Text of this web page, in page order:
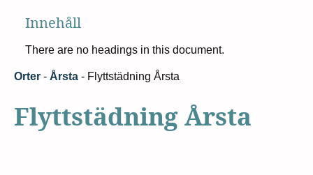
Innehåll
There are no headings in this document.
Orter - Årsta - Flyttstädning Årsta
Flyttstädning Årsta